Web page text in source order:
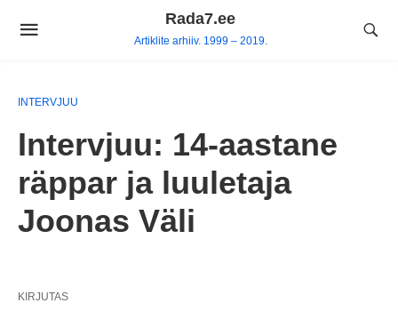
Rada7.ee
Artiklite arhiiv. 1999 – 2019.
INTERVJUU
Intervjuu: 14-aastane
räppar ja luuletaja
Joonas Väli
KIRJUTAS